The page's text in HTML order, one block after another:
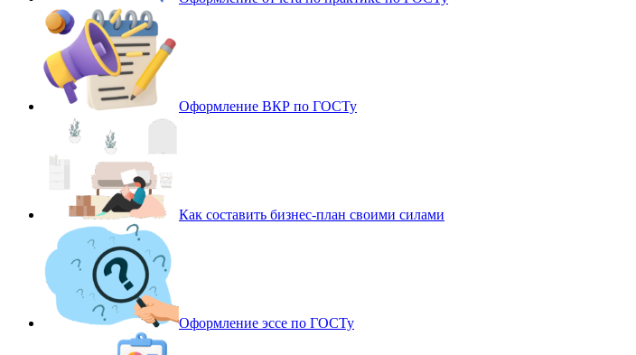
Оформление ВКР по ГОСТу
Как составить бизнес-план своими силами
Оформление эссе по ГОСТу